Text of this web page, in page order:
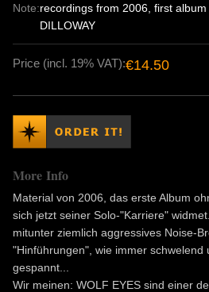
Note:recordings from 2006, first album
DILLOWAY
Price (incl. 19% VAT):€14.50
More Info
Material von 2006, das erste Album
sich jetzt seiner Solo-"Karriere"
mitunter ziemlich aggressives Noise-
"Hinführungen", wie immer schwelend
gespannt...
Wir meinen: WOLF EYES sind einer